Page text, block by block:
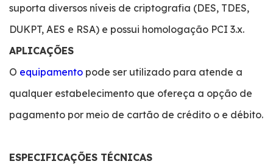
suporta diversos níveis de criptografia (DES, TDES,
DUKPT, AES e RSA) e possui homologação PCI 3.x.
APLICAÇÕES
O equipamento pode ser utilizado para atende a
qualquer estabelecimento que ofereça a opção de
pagamento por meio de cartão de crédito o e débito.
ESPECIFICAÇÕES TÉCNICAS